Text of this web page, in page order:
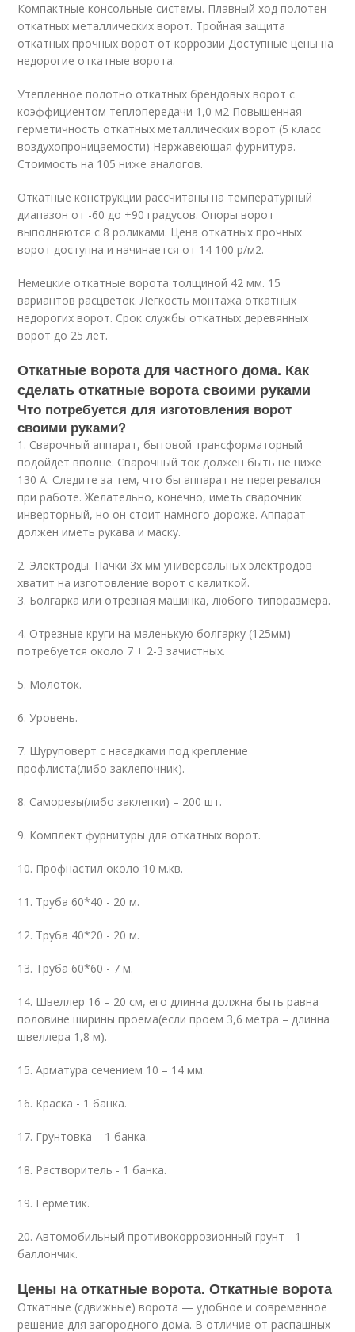
Компактные консольные системы. Плавный ход полотен
откатных металлических ворот. Тройная защита
откатных прочных ворот от коррозии Доступные цены на
недорогие откатные ворота.
Утепленное полотно откатных брендовых ворот с
коэффициентом теплопередачи 1,0 м2 Повышенная
герметичность откатных металлических ворот (5 класс
воздухопроницаемости) Нержавеющая фурнитура.
Стоимость на 105 ниже аналогов.
Откатные конструкции рассчитаны на температурный
диапазон от -60 до +90 градусов. Опоры ворот
выполняются с 8 роликами. Цена откатных прочных
ворот доступна и начинается от 14 100 р/м2.
Немецкие откатные ворота толщиной 42 мм. 15
вариантов расцветок. Легкость монтажа откатных
недорогих ворот. Срок службы откатных деревянных
ворот до 25 лет.
Откатные ворота для частного дома. Как
сделать откатные ворота своими руками
Что потребуется для изготовления ворот
своими руками?
1. Сварочный аппарат, бытовой трансформаторный
подойдет вполне. Сварочный ток должен быть не ниже
130 А. Следите за тем, что бы аппарат не перегревался
при работе. Желательно, конечно, иметь сварочник
инверторный, но он стоит намного дороже. Аппарат
должен иметь рукава и маску.
2. Электроды. Пачки 3х мм универсальных электродов
хватит на изготовление ворот с калиткой.
3. Болгарка или отрезная машинка, любого типоразмера.
4. Отрезные круги на маленькую болгарку (125мм)
потребуется около 7 + 2-3 зачистных.
5. Молоток.
6. Уровень.
7. Шуруповерт с насадками под крепление
профлиста(либо заклепочник).
8. Саморезы(либо заклепки) – 200 шт.
9. Комплект фурнитуры для откатных ворот.
10. Профнастил около 10 м.кв.
11. Труба 60*40 - 20 м.
12. Труба 40*20 - 20 м.
13. Труба 60*60 - 7 м.
14. Швеллер 16 – 20 см, его длинна должна быть равна
половине ширины проема(если проем 3,6 метра – длинна
швеллера 1,8 м).
15. Арматура сечением 10 – 14 мм.
16. Краска - 1 банка.
17. Грунтовка – 1 банка.
18. Растворитель - 1 банка.
19. Герметик.
20. Автомобильный противокоррозионный грунт - 1
баллончик.
Цены на откатные ворота. Откатные ворота
Откатные (сдвижные) ворота — удобное и современное
решение для загородного дома. В отличие от распашных